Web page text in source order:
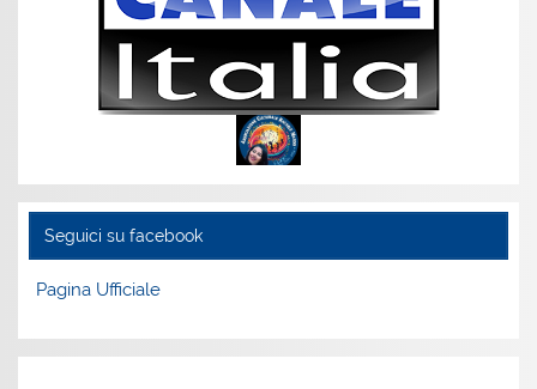
Seguici su facebook
Pagina Ufficiale